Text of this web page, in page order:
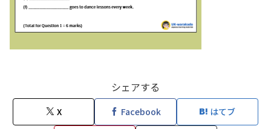
シェアする
X Facebook はてブ